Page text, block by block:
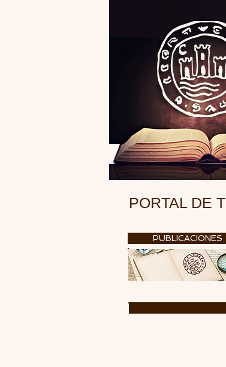
PORTAL DE
PUBLICACIONES